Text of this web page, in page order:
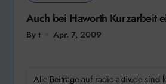
Auch bei Haworth Kurzarbeit
By t Apr. 7, 2009
Alle Beiträge auf radio-aktiv.de sind